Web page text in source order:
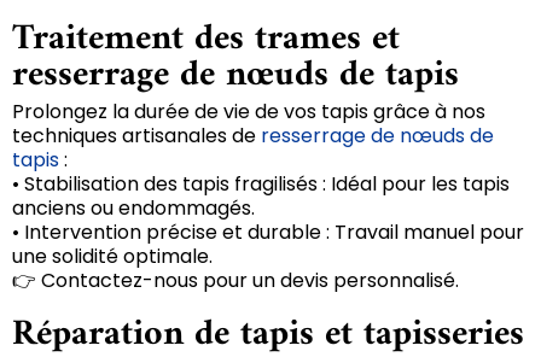
Traitement des trames et
resserrage de nœuds de tapis
Prolongez la durée de vie de vos tapis grâce à nos
techniques artisanales de resserrage de nœuds de
tapis:
• Stabilisation des tapis fragilisés : Idéal pour les tapis
anciens ou endommagés.
• Intervention précise et durable : Travail manuel pour
une solidité optimale.
👉 Contactez-nous pour un devis personnalisé.
Réparation de tapis et tapisseries